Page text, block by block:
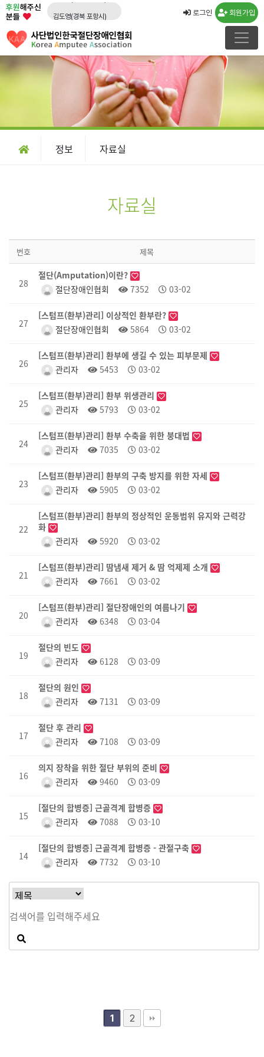
후원해주신
분들
김도영(경북 포항시)
노창래(경기 화성시)
김수연(경기 수원시)
강운규(경기 수원시)
신선일(경기 수원시)
임종국(경기 화성시)
류민우(경남 양산시)
임형수(경남 김해시)
로그인 회원가입
정보 자료실
자료실
번호 제목
28
절단(Amputation)이란?
절단장애인협회
7352 03-02
27
[스텀프(환부)관리] 이상적인 환부란?
절단장애인협회
5864 03-02
26
[스텀프(환부)관리] 환부에 생길 수 있는 피부문제
관리자
5453 03-02
25
[스텀프(환부)관리] 환부 위생관리
관리자
5793 03-02
24
[스텀프(환부)관리] 환부 수축을 위한 붕대법
관리자
7035 03-02
23
[스텀프(환부)관리] 환부의 구축 방지를 위한 자세
관리자
5905 03-02
22
[스텀프(환부)관리] 환부의 정상적인 운동범위 유지와 근력강
화
관리자
5920 03-02
21
[스텀프(환부)관리] 땀냄새 제거 & 땀 억제제 소개
관리자
7661 03-02
20
[스텀프(환부)관리] 절단장애인의 여름나기
관리자
6348 03-04
19
절단의 빈도
관리자
6128 03-09
18
절단의 원인
관리자
7131 03-09
17
절단 후 관리
관리자
7108 03-09
16
의지 장착을 위한 절단 부위의 준비
관리자
9460 03-09
15
[절단의 합병증] 근골격계 합병증
관리자
7088 03-10
14
[절단의 합병증] 근골격계 합병증 - 관절구축
관리자
7732 03-10
1 2